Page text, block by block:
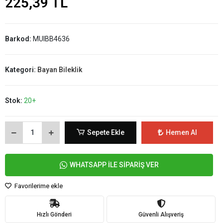
Barkod: MUIBB4636
Kategori: Bayan Bileklik
Stok: 20+
Sepete Ekle Hemen Al
WHATSAPP İLE SİPARİŞ VER
Favorilerime ekle
Hızlı Gönderi Güvenli Alışveriş